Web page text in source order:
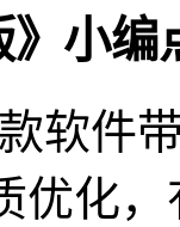
》小编
软件
优化